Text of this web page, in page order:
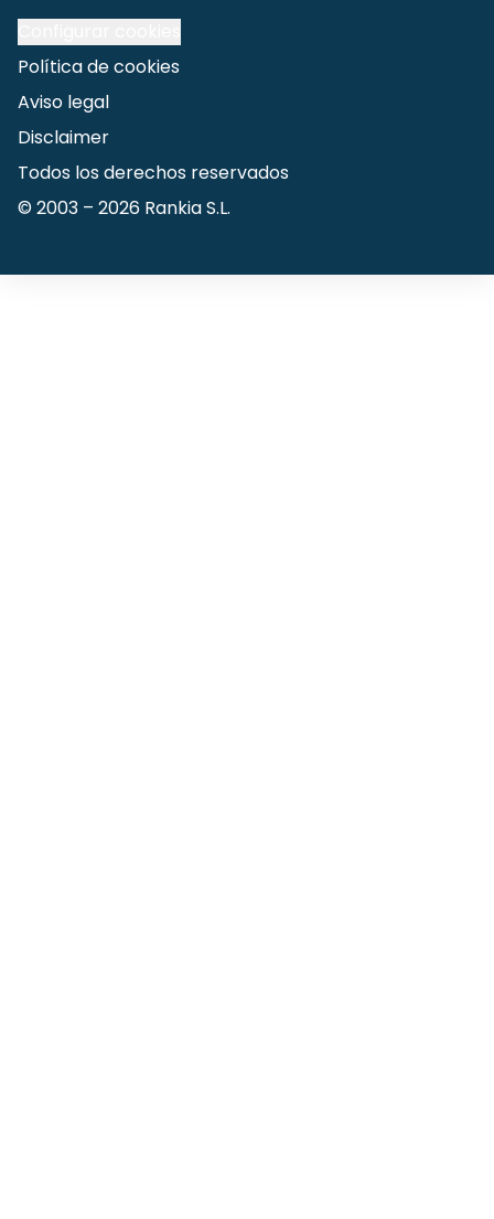
Política de cookies
Aviso legal
Disclaimer
Todos los derechos reservados
© 2003 – 2026 Rankia S.L.